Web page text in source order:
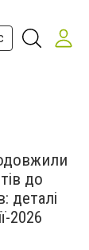
до
деталі
2026